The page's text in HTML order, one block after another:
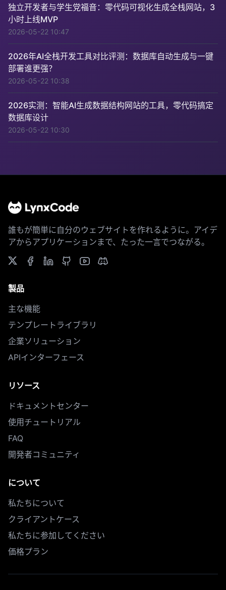
独立开发者与学生党福音：零代码可视化生成全栈网站，3
小时上线MVP
2026-05-22 10:47
2026年AI全栈开发工具对比评测：数据库自动生成与一键
部署谁更强？
2026-05-22 10:38
2026实测：智能AI生成数据结构网站的工具，零代码搞定
数据库设计
2026-05-22 10:30
誰もが簡単に自分のウェブサイトを作れるように。アイデ
アからアプリケーションまで、たった一言でつながる。
製品
主な機能
テンプレートライブラリ
企業ソリューション
APIインターフェース
リソース
ドキュメントセンター
使用チュートリアル
FAQ
開発者コミュニティ
について
私たちについて
クライアントケース
私たちに参加してください
価格プラン